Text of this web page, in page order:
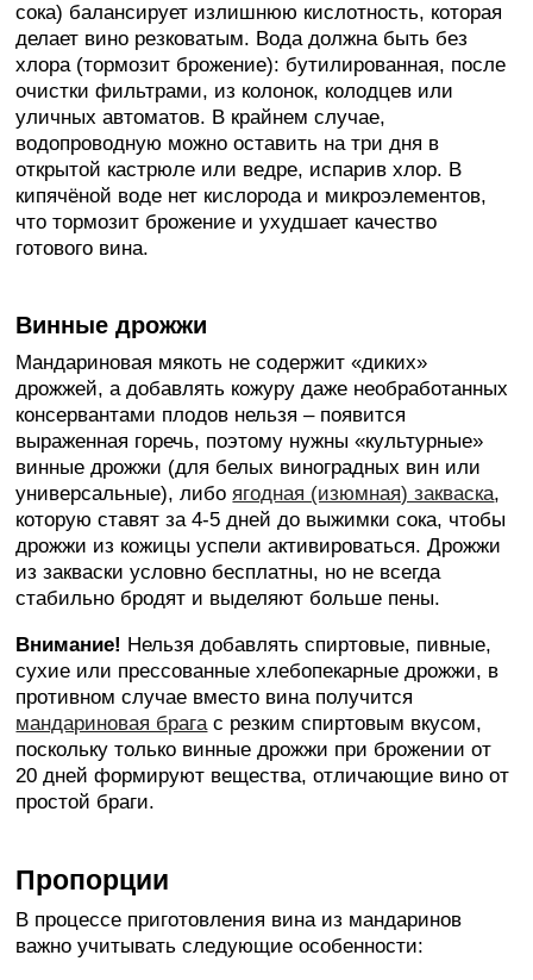
сока) балансирует излишнюю кислотность, которая
делает вино резковатым. Вода должна быть без
хлора (тормозит брожение): бутилированная, после
очистки фильтрами, из колонок, колодцев или
уличных автоматов. В крайнем случае,
водопроводную можно оставить на три дня в
открытой кастрюле или ведре, испарив хлор. В
кипячёной воде нет кислорода и микроэлементов,
что тормозит брожение и ухудшает качество
готового вина.
Винные дрожжи
Мандариновая мякоть не содержит «диких»
дрожжей, а добавлять кожуру даже необработанных
консервантами плодов нельзя – появится
выраженная горечь, поэтому нужны «культурные»
винные дрожжи (для белых виноградных вин или
универсальные), либоягодная (изюмная) закваска,
которую ставят за 4-5 дней до выжимки сока, чтобы
дрожжи из кожицы успели активироваться. Дрожжи
из закваски условно бесплатны, но не всегда
стабильно бродят и выделяют больше пены.
Внимание! Нельзя добавлять спиртовые, пивные,
сухие или прессованные хлебопекарные дрожжи, в
противном случае вместо вина получится
мандариновая брагас резким спиртовым вкусом,
поскольку только винные дрожжи при брожении от
20 дней формируют вещества, отличающие вино от
простой браги.
Пропорции
В процессе приготовления вина из мандаринов
важно учитывать следующие особенности: